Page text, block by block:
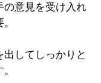
の意見を受け入れ
してしっかりと